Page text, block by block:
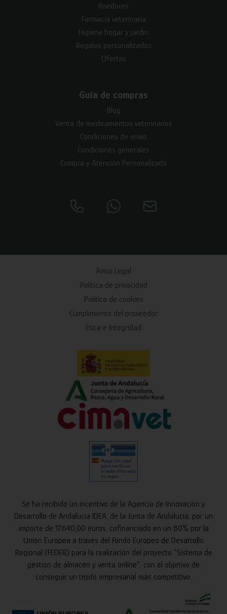
Roedores
Farmacia veterinaria
Higiene hogar y jardín
Regalos personalizados
Ofertas
Guía de compras
Blog
Venta de medicamentos veterinarios
Condiciones de envío
Condiciones generales
Compra y Atención Personalizada
Aviso Legal
Política de privacidad
Política de cookies
Cumplimiento del proveedor
Ética e Integridad
Se ha recibido un incentivo de la Agencia de Innovación y
Desarrollo de Andalucía IDEA, de la Junta de Andalucía, por un
importe de 17.640,00 euros, cofinanciado en un 80% por la
Unión Europea a través del Fondo Europeo de Desarrollo
Regional (FEDER) para la realización del proyecto “Sistema de
gestión de almacén y venta online”, con el objetivo de
conseguir un tejido empresarial más competitivo.